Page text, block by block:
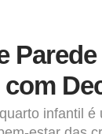
infantil